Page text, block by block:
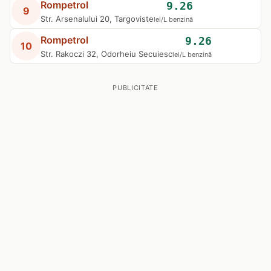
9 Rompetrol
Str. Arsenalului 20, Targoviste
9.26
lei/L benzină
10 Rompetrol
Str. Rakoczi 32, Odorheiu Secuiesc
9.26
lei/L benzină
PUBLICITATE